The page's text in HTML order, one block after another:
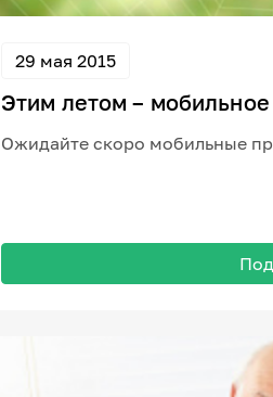
29 мая 2015
Этим летом –
Ожидайте скоро мобильные